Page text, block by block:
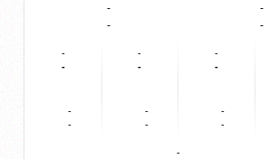
-
-
-
-
-
-
-
-
-
-
-
-
-
-
-
-
-